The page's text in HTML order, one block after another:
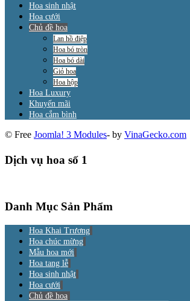
Hoa sinh nhật
Hoa cưới
Chủ đề hoa
Lan hồ điệp
Hoa bó tròn
Hoa bó dài
Giỏ hoa
Hoa hộp
Hoa Luxury
Khuyến mãi
Hoa cắm bình
© Free Joomla! 3 Modules- by VinaGecko.com
Dịch vụ hoa số 1
Danh Mục Sản Phẩm
Hoa Khai Trương
Hoa chúc mừng
Mẫu hoa mới
Hoa tang lễ
Hoa sinh nhật
Hoa cưới
Chủ đề hoa